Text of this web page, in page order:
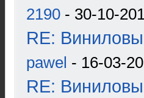
2190 - 30-10-
RE:
pawel - 16-03-
RE: